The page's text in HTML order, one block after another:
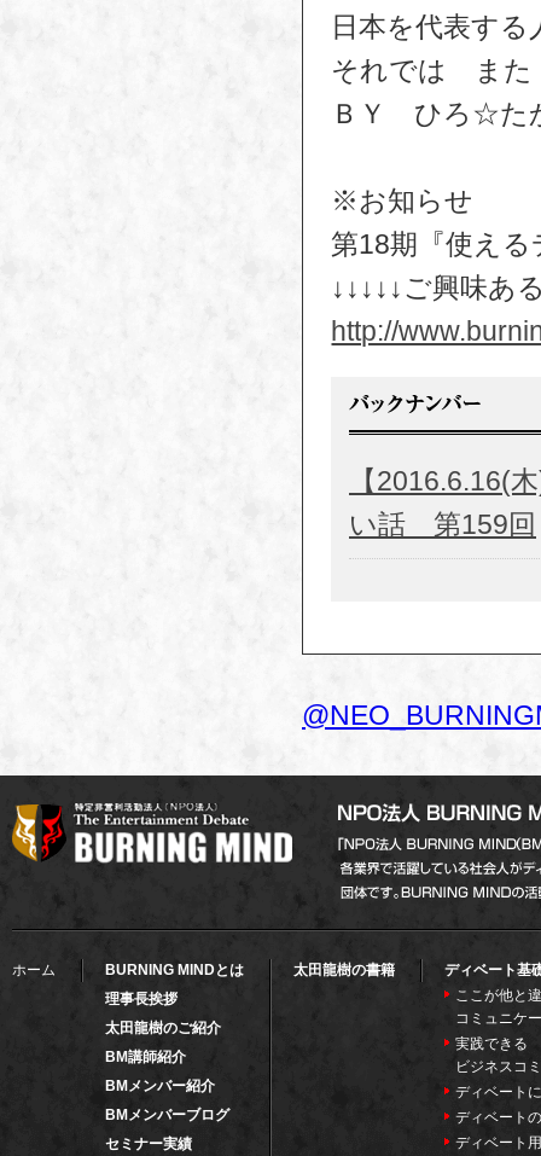
日本を代表す
それでは また
ＢＹ ひろ☆た
※お知らせ
第18期『使え
↓↓↓↓↓ご興味あ
http://
【2016.6.16(
い話 第159回
ホーム
BURNING MINDとは
理事長挨拶
太田龍樹のご紹介
BM講師紹介
BMメンバー紹介
BMメンバーブログ
セミナー実績
太田龍樹の書籍
ディベート基
ここが他と
コミュニケ
実践できる
ビジネスコ
ディベート
ディベート
ディベート